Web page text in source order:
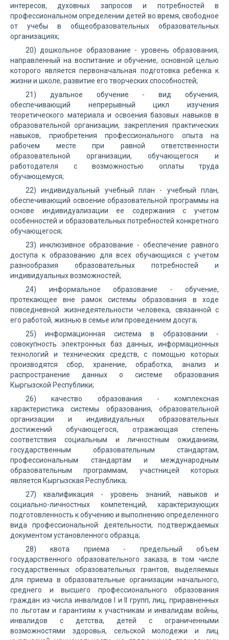
интересов, духовных запросов и потребностей в
профессиональном определении детей во время, свободное
от учебы в общеобразовательных образовательных
организациях;
20) дошкольное образование - уровень образования,
направленный на воспитание и обучение, основной целью
которого является первоначальная подготовка ребенка к
жизни и школе, развитие его творческих способностей;
21) дуальное обучение - вид обучения,
обеспечивающий непрерывный цикл изучения
теоретического материала и освоения базовых навыков в
образовательной организации, закрепления практических
навыков, приобретения профессионального опыта на
рабочем месте при равной ответственности
образовательной организации, обучающегося и
работодателя с возможностью оплаты труда
обучающемуся;
22) индивидуальный учебный план - учебный план,
обеспечивающий освоение образовательной программы на
основе индивидуализации ее содержания с учетом
особенностей и образовательных потребностей конкретного
обучающегося;
23) инклюзивное образование - обеспечение равного
доступа к образованию для всех обучающихся с учетом
разнообразия образовательных потребностей и
индивидуальных возможностей;
24) информальное образование - обучение,
протекающее вне рамок системы образования в ходе
повседневной жизнедеятельности человека, связанной с
его работой, жизнью в семье или проведением досуга;
25) информационная система в образовании -
совокупность электронных баз данных, информационных
технологий и технических средств, с помощью которых
производятся сбор, хранение, обработка, анализ и
распространение данных о системе образования
Кыргызской Республики;
26) качество образования - комплексная
характеристика системы образования, образовательной
организации и индивидуальных образовательных
достижений обучающегося, отражающая степень
соответствия социальным и личностным ожиданиям,
государственным образовательным стандартам,
профессиональным стандартам и международным
образовательным программам, участницей которых
является Кыргызская Республика;
27) квалификация - уровень знаний, навыков и
социально-личностных компетенций, характеризующих
подготовленность к обучению и выполнению определенного
вида профессиональной деятельности, подтверждаемых
документом установленного образца;
28) квота приема - предельный объем
государственного образовательного заказа, в том числе
государственных образовательных грантов, выделяемых
для приема в образовательные организации начального,
среднего и высшего профессионального образования
граждан из числа инвалидов I и II групп, лиц, приравненных
по льготам и гарантиям к участникам и инвалидам войны,
инвалидов с детства, детей с ограниченными
возможностями здоровья, сельской молодежи и лиц